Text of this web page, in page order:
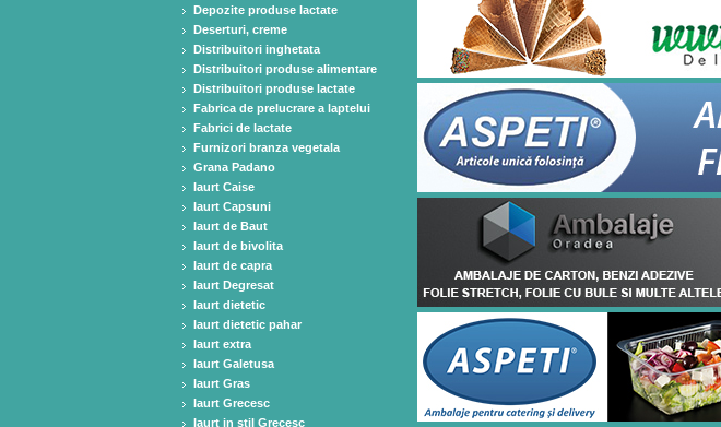
Depozite produse lactate
Deserturi, creme
Distribuitori inghetata
Distribuitori produse alimentare
Distribuitori produse lactate
Fabrica de prelucrare a laptelui
Fabrici de lactate
Furnizori branza vegetala
Grana Padano
Iaurt Caise
Iaurt Capsuni
Iaurt de Baut
Iaurt de bivolita
Iaurt de capra
Iaurt Degresat
Iaurt dietetic
Iaurt dietetic pahar
Iaurt extra
Iaurt Galetusa
Iaurt Gras
Iaurt Grecesc
Iaurt in stil Grecesc